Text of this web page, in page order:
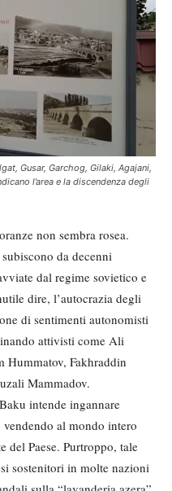
Gusar, Garchog, Gilaki, Agajani,
l’area e la discendenza degli
non sembra rosea.
da decenni
dal regime sovietico e
dire, l’autocrazia degli
di sentimenti autonomisti
attivisti come Ali
Fakhraddin
Mammadov.
intende ingannare
al mondo intero
del Paese. Purtroppo, tale
sostenitori in molte nazioni